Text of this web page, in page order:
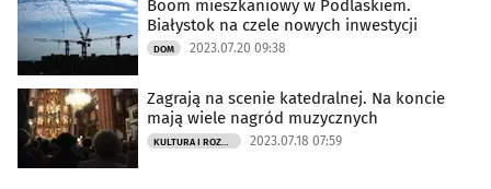
Boom mieszkaniowy w Podlaskiem.
Białystok na czele nowych inwestycji
DOM 2023.07.20 09:38
Zagrają na scenie katedralnej. Na koncie
mają wiele nagród muzycznych
KULTURA I ROZRYWKA 2023.07.18 07:59